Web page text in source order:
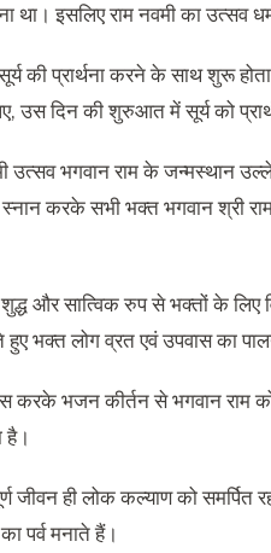
था। इसलिए राम नवमी का उत्सव
की प्रार्थना करने के साथ शुरू
उस दिन की शुरुआत में सूर्य को
उत्सव भगवान राम के जन्मस्थान
करके सभी भक्त भगवान श्री
और सात्विक रुप से भक्तों के लिए
हुए भक्त लोग व्रत एवं उपवास का
करके भजन कीर्तन से भगवान राम
है।
जीवन ही लोक कल्याण को
पर्व मनाते हैं।